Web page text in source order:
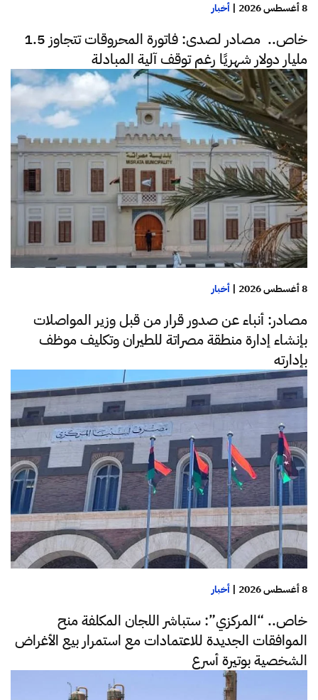
8 أغسطس 2026 | أخبار
خاص.. مصادر لصدى: فاتورة المحروقات تتجاوز 1.5
مليار دولار شهريًا رغم توقف آلية المبادلة
8 أغسطس 2026 | أخبار
مصادر: أنباء عن صدور قرار من قبل وزير المواصلات
بإنشاء إدارة منطقة مصراتة للطيران وتكليف موظف
بإدارته
8 أغسطس 2026 | أخبار
خاص.. “المركزي”: ستباشر اللجان المكلفة منح
الموافقات الجديدة للاعتمادات مع استمرار بيع الأغراض
الشخصية بوتيرة أسرع